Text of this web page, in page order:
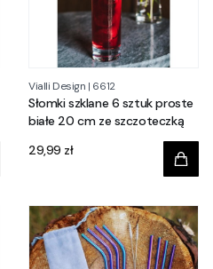
Vialli Design | 6612
Słomki szklane 6 sztuk proste
białe 20 cm ze szczoteczką
Cena
29,99 zł